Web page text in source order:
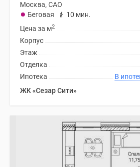
Москва, САО
Беговая
10 мин.
Цена за м2
Корпус
Этаж
Отделка
Ипотека
ЖК «Сезар Сити»